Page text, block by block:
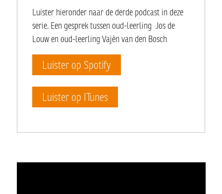
Luister hieronder naar de derde podcast in deze
serie. Een gesprek tussen oud-leerling Jos de
Louw en oud-leerling Vajèn van den Bosch
Luister op Spotify
Luister op ITunes